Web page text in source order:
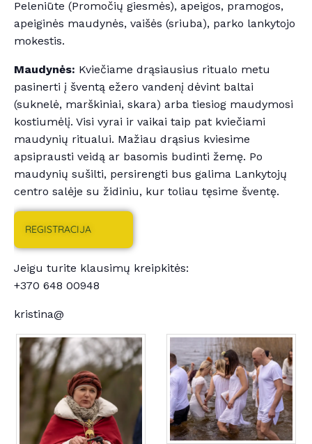
Peleniūte (Promočių giesmės), apeigos, pramogos,
apeiginės maudynės, vaišės (sriuba), parko lankytojo
mokestis.
Maudynės: Kviečiame drąsiausius ritualo metu
pasinerti į šventą ežero vandenį dėvint baltai
(suknelė, marškiniai, skara) arba tiesiog maudymosi
kostiumėlį. Visi vyrai ir vaikai taip pat kviečiami
maudynių ritualui. Mažiau drąsius kviesime
apsiprausti veidą ar basomis budinti žemę. Po
maudynių sušilti, persirengti bus galima Lankytojų
centro salėje su židiniu, kur toliau tęsime šventę.
REGISTRACIJA
Jeigu turite klausimų kreipkitės:
+370 648 00948
kristina@